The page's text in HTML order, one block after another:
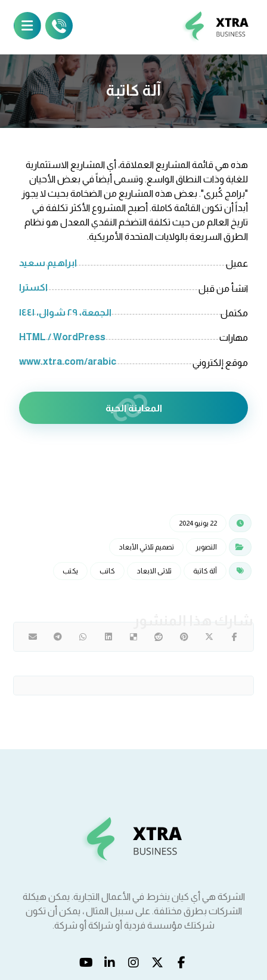
آلة كاتبة
هذه هي قائمة المشاريع العملاقة، أي المشاريع الاستثمارية
للغاية وذات النطاق الواسع. وتسمى أيضاً في بعض الأحيان
"برامج كُبرى". بعض هذه المشاريع من الضخامة بحيث لا يجوز
أبداً أن تكون القائمة كاملة. أصبح المشروع الأكثر تكلفة في
تاريخ العالم من حيث تكلفة التضخم النقدي المعدل هو نظام
الطرق السريعة بالولايات المتحدة الأمريكية.
عميل ابراهيم سعيد
انشأ من قبل اکسترا
مكتمل الجمعة، ٢٩ شوال، ١٤٤١
مهارات HTML / WordPress
موقع إلكتروني www.xtra.com/arabic
المعاينة الحية
22 يونيو 2024
التصوير تصميم ثلاثي الأبعاد
آلة كاتبة ثلاثی الابعاد كاتب يكتب
الشركة هي أي كيان ينخرط في الأعمال التجارية. يمكن هيكلة
الشركات بطرق مختلفة. على سبيل المثال ، يمكن أن تكون
شركتك مؤسسة فردية أو شراكة أو شركة.